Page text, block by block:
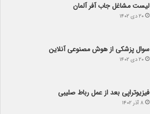
لیست مشاغل جاب آفر آلمان
۲۰ دی ۱۴۰۲
سوال پزشکی از هوش مصنوعی آنلاین
۲۰ دی ۱۴۰۲
فیزیوتراپی بعد از عمل رباط صلیبی
۸ آذر ۱۴۰۲